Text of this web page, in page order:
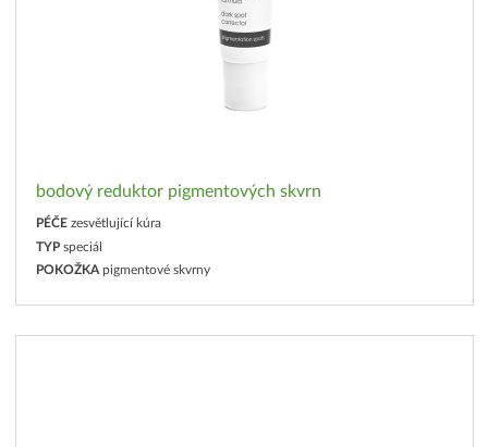
bodový reduktor pigmentových skvrn
PÉČE zesvětlující kúra
TYP speciál
POKOŽKA pigmentové skvrny